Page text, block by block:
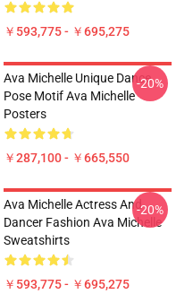
￥593,775 - ￥695,275
Ava Michelle Unique Dance
Pose Motif Ava Michelle
Posters
￥287,100 - ￥665,550
-20%
Ava Michelle Actress And
Dancer Fashion Ava Michelle
Sweatshirts
￥593,775 - ￥695,275
-20%